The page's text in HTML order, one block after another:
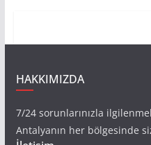
HAKKIMIZDA
7/24 sorunlarınızla
Antalyanın her bölgesinde